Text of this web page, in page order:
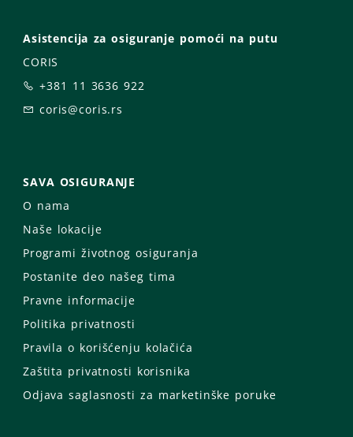
Asistencija za osiguranje pomoći na putu
CORIS
+381 11 3636 922
coris@coris.rs
SAVA OSIGURANJE
O nama
Naše lokacije
Programi životnog osiguranja
Postanite deo našeg tima
Pravne informacije
Politika privatnosti
Pravila o korišćenju kolačića
Zaštita privatnosti korisnika
Odjava saglasnosti za marketinške poruke